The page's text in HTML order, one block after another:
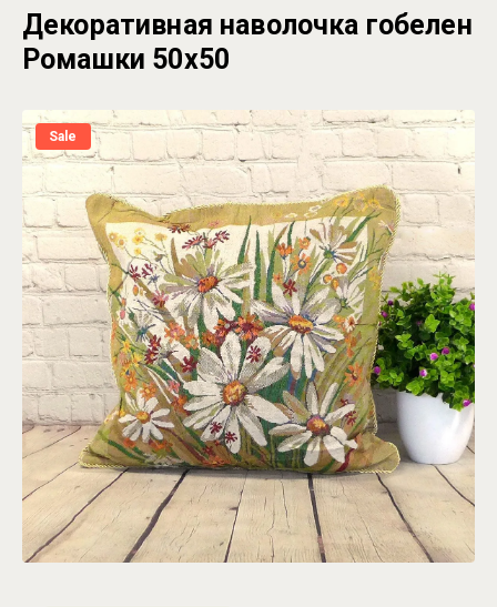
Декоративная наволочка гобелен
Ромашки 50х50
Sale